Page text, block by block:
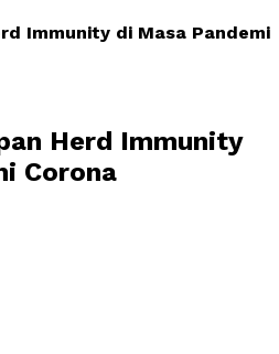
Immunity di Masa Pandemi
Herd Immunity
Corona